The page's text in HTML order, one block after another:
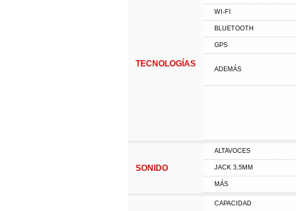
TECNOLOGÍAS
WI-FI
BLUETOOTH
GPS
ADEMÁS
SONIDO
ALTAVOCES
JACK 3,5MM
MÁS
CAPACIDAD